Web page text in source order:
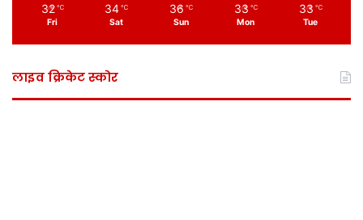
32 ℃
Fri
34 ℃
Sat
36 ℃
Sun
33 ℃
Mon
33 ℃
Tue
लाइव क्रिकेट स्कोर